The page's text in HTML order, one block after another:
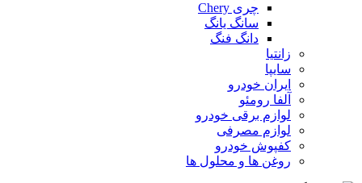
چری Chery
سانگ یانگ
دانگ فنگ
زانتیا
سایپا
ایران خودرو
آلفا رومئو
لوازم برقی خودرو
لوازم مصرفی
کفپوش خودرو
روغن ها و محلول ها